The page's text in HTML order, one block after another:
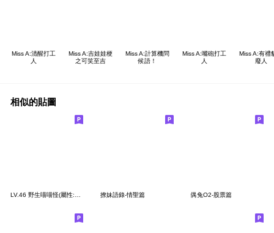
Miss A:清醒打工
人
Miss A:吉娃娃梗
之可笑至吉
Miss A:計算機問
候語！
Miss A:嘴砲打工
人
Miss A:有禮
廢人
相似的貼圖
LV.46 野生喵喵怪(屬性:喵喵) 撩妹語錄-情聖篇 偶兔O2-股票篇